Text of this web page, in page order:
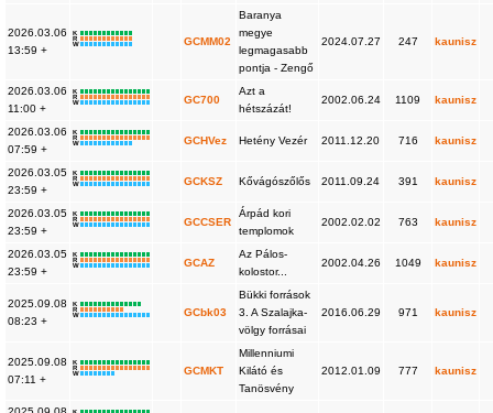
2026.03.06
13:59 +
K
R
W
GCMM02
Baranya
megye
legmagasabb
pontja - Zengő
2024.07.27 247 kaunisz
2026.03.06
11:00 +
K
R
W
GC700
Azt a
hétszázát!
2002.06.24 1109 kaunisz
2026.03.06
07:59 +
K
R
W
GCHVez Hetény Vezér 2011.12.20 716 kaunisz
2026.03.05
23:59 +
K
R
W
GCKSZ Kővágószőlős 2011.09.24 391 kaunisz
2026.03.05
23:59 +
K
R
W
GCCSER
Árpád kori
templomok
2002.02.02 763 kaunisz
2026.03.05
23:59 +
K
R
W
GCAZ
Az Pálos-
kolostor...
2002.04.26 1049 kaunisz
2025.09.08
08:23 +
K
R
W
GCbk03
Bükki források
3. A Szalajka-
völgy forrásai
2016.06.29 971 kaunisz
2025.09.08
07:11 +
K
R
W
GCMKT
Millenniumi
Kilátó és
Tanösvény
2012.01.09 777 kaunisz